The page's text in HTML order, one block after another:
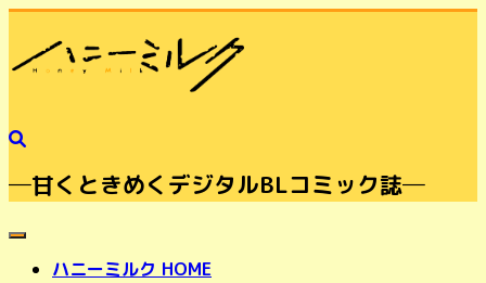
─甘くときめくデジタルBLコミック誌─
toggle navigation
ハニーミルク HOME